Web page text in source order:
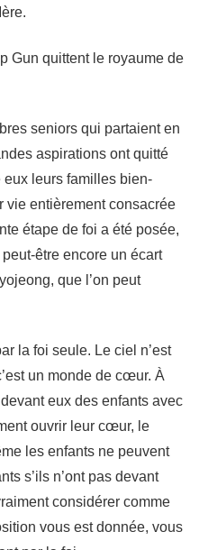
Gun quittent le royaume de
seniors qui partaient en
aspirations ont quitté
eux leurs familles bien-
vie entièrement consacrée
étape de foi a été posée,
être encore un écart
que l’on peut
la foi seule. Le ciel n’est
un monde de cœur. À
eux des enfants avec
ouvrir leur cœur, le
les enfants ne peuvent
s’ils n’ont pas devant
considérer comme
vous est donnée, vous